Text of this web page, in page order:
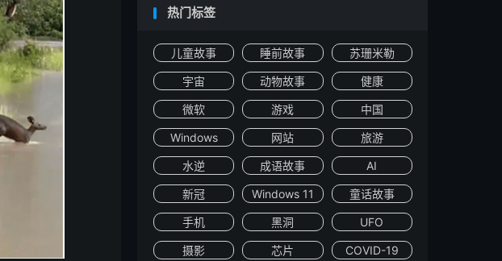
热门标签
儿童故事 睡前故事 苏珊米勒
宇宙 动物故事 健康
微软 游戏 中国
Windows 网站 旅游
水逆 成语故事 AI
新冠 Windows 11 童话故事
手机 黑洞 UFO
摄影 芯片 COVID-19